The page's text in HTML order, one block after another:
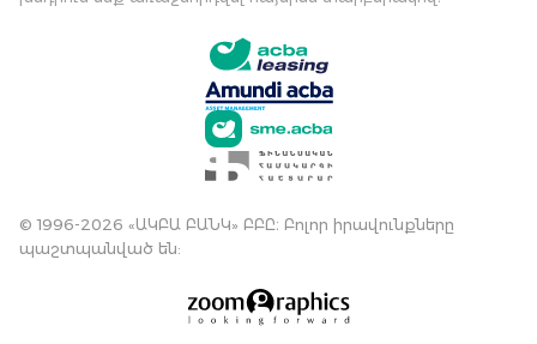
© 1996-2026 «ԱԿԲԱ ԲԱՆԿ» ԲԲԸ։ Բոլոր իրավունքները
պաշտպանված են: